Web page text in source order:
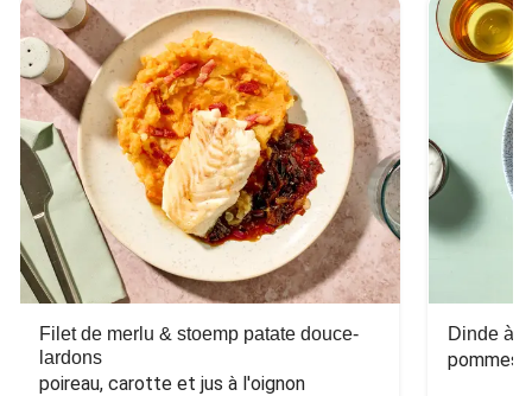
Filet de merlu & stoemp patate douce-
lardons
poireau, carotte et jus à l'oignon
Dinde à
pommes